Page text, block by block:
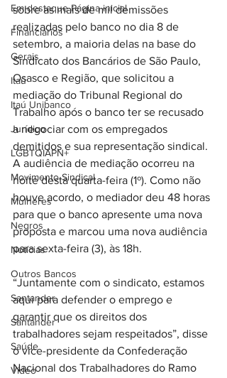
Em destaque Página inicial
Financiários
Gerais
Itaú
Itaú Unibanco
Jurídico
LGBTQIAPN+
Movimento Sindical
Mulheres
Negros
Notícias
Outros Bancos
Santander
Santander
Saúde
Vídeo
sobre as mais de mil demissões
realizadas pelo banco no dia 8 de
setembro, a maioria delas na base do
Sindicato dos Bancários de São Paulo,
Osasco e Região, que solicitou a
mediação do Tribunal Regional do
Trabalho após o banco ter se recusado
a negociar com os empregados
demitidos e sua representação sindical.
A audiência de mediação ocorreu na
noite desta quarta-feira (1º). Como não
houve acordo, o mediador deu 48 horas
para que o banco apresente uma nova
proposta e marcou uma nova audiência
para sexta-feira (3), às 18h.
“Juntamente com o sindicato, estamos
aqui para defender o emprego e
garantir que os direitos dos
trabalhadores sejam respeitados”, disse
o vice-presidente da Confederação
Nacional dos Trabalhadores do Ramo